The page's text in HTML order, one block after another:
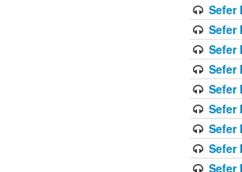
Sefer
Sefer
Sefer
Sefer
Sefer
Sefer
Sefer
Sefer
Sefer